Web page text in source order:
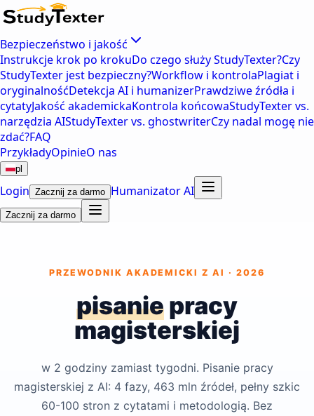
Bezpieczeństwo i jakość
Instrukcje krok po krokuDo czego służy StudyTexter?Czy
StudyTexter jest bezpieczny?Workflow i kontrolaPlagiat i
oryginalnośćDetekcja AI i humanizerPrawdziwe źródła i
cytatyJakość akademickaKontrola końcowaStudyTexter vs.
narzędzia AIStudyTexter vs. ghostwriterCzy nadal mogę nie
zdać?FAQ
PrzykładyOpinieO nas
pl
Login Zacznij za darmo Humanizator AI
Zacznij za darmo
PRZEWODNIK AKADEMICKI Z AI · 2026
pisaniepracy
magisterskiej
w 2 godziny zamiast tygodni. Pisanie pracy
magisterskiej z AI: 4 fazy, 463 mln źródeł, pełny szkic
60-100 stron z cytatami i metodologią. Bez